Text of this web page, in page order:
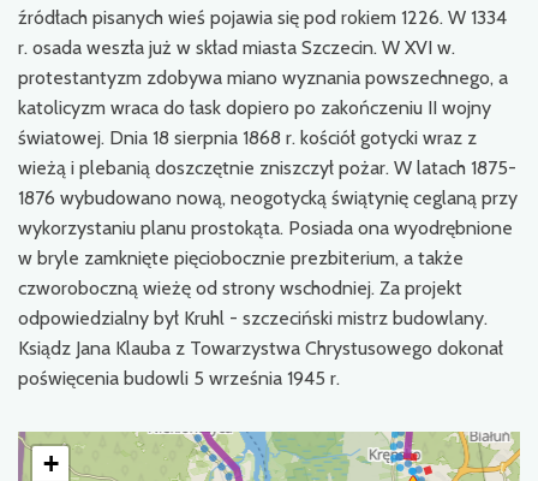
źródłach pisanych wieś pojawia się pod rokiem 1226. W 1334
r. osada weszła już w skład miasta Szczecin. W XVI w.
protestantyzm zdobywa miano wyznania powszechnego, a
katolicyzm wraca do łask dopiero po zakończeniu II wojny
światowej. Dnia 18 sierpnia 1868 r. kościół gotycki wraz z
wieżą i plebanią doszczętnie zniszczył pożar. W latach 1875-
1876 wybudowano nową, neogotycką świątynię ceglaną przy
wykorzystaniu planu prostokąta. Posiada ona wyodrębnione
w bryle zamknięte pięciobocznie prezbiterium, a także
czworoboczną wieżę od strony wschodniej. Za projekt
odpowiedzialny był Kruhl - szczeciński mistrz budowlany.
Ksiądz Jana Klauba z Towarzystwa Chrystusowego dokonał
poświęcenia budowli 5 września 1945 r.
+